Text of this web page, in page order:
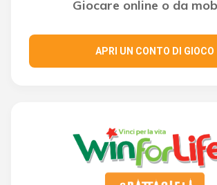
Giocare online o da
APRI UN CONTO DI GIOCO